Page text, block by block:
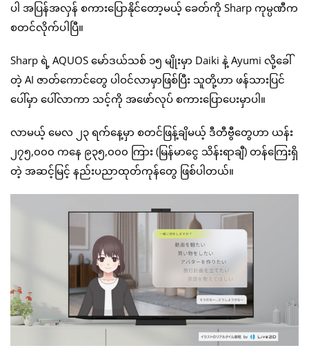
ပါ အပြန်အလှန် စကားပြောနိုင်တော့မယ့် ခေတ်ကို Sharp ကုမ္ပဏီက
စတင်လိုက်ပါပြီ။
Sharp ရဲ့ AQUOS မော်ဒယ်သစ် ၁၅ မျိုးမှာ Daiki နဲ့ Ayumi လို့ခေါ်
တဲ့ AI ဇာတ်ကောင်တွေ ပါဝင်လာမှာဖြစ်ပြီး သူတို့ဟာ ဖန်သားပြင်
ပေါ်မှာ ပေါ်လာကာ သင့်ကို အဖော်လုပ် စကားပြောပေးမှာပါ။
လာမယ့် မေလ ၂၃ ရက်နေ့မှာ စတင်ဖြန့်ချိမယ့် ဒီတီဗွီတွေဟာ ယန်း
၂၇၅,၀၀၀ ကနေ ၉၃၅,၀၀၀ ကြား (မြန်မာငွေ သိန်းရာချီ) တန်ကြေးရှိ
တဲ့ အဆင့်မြင့် နည်းပညာထုတ်ကုန်တွေ ဖြစ်ပါတယ်။